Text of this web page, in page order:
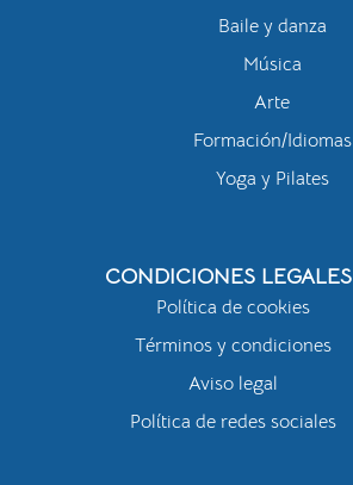
Baile y danza
Música
Arte
Formación/Idiomas
Yoga y Pilates
CONDICIONES LEGALES
Política de cookies
Términos y condiciones
Aviso legal
Política de redes sociales